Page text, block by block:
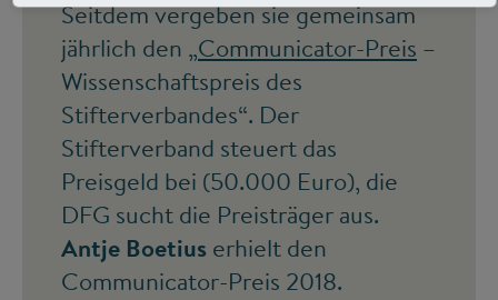
Seitdem vergeben sie gemeinsam
jährlich den „Communicator-Preis –
Wissenschaftspreis des
Stifterverbandes“. Der
Stifterverband steuert das
Preisgeld bei (50.000 Euro), die
DFG sucht die Preisträger aus.
Antje Boetius erhielt den
Communicator-Preis 2018.